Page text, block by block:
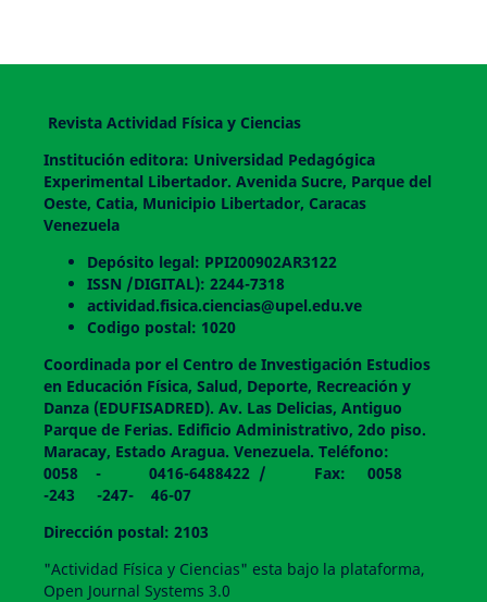
Revista Actividad Física y Ciencias
Institución editora: Universidad Pedagógica
Experimental Libertador. Avenida Sucre, Parque del
Oeste, Catia, Municipio Libertador, Caracas
Venezuela
Depósito legal: PPI200902AR3122
ISSN /DIGITAL): 2244-7318
actividad.fisica.ciencias@upel.edu.ve
Codigo postal: 1020
Coordinada por el Centro de Investigación Estudios
en Educación Física, Salud, Deporte, Recreación y
Danza (EDUFISADRED). Av. Las Delicias, Antiguo
Parque de Ferias. Edificio Administrativo, 2do piso.
Maracay, Estado Aragua. Venezuela. Teléfono:
0058 - 0416-6488422 / Fax: 0058
-243 -247- 46-07
Dirección postal: 2103
"Actividad Física y Ciencias" esta bajo la plataforma,
Open Journal Systems 3.0